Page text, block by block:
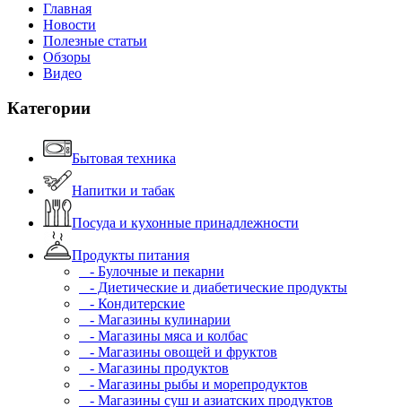
Главная
Новости
Полезные статьи
Обзоры
Видео
Категории
Бытовая техника
Напитки и табак
Посуда и кухонные принадлежности
Продукты питания
- Булочные и пекарни
- Диетические и диабетические продукты
- Кондитерские
- Магазины кулинарии
- Магазины мяса и колбас
- Магазины овощей и фруктов
- Магазины продуктов
- Магазины рыбы и морепродуктов
- Магазины суш и азиатских продуктов